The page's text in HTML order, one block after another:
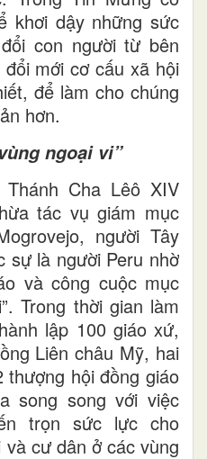
khơi dậy những sức
con người từ bên
mới cơ cấu xã hội
để làm cho chúng
hơn.
ngoại vi”
Cha Lêô XIV
tác vụ giám mục
người Tây
sự là người Peru nhờ
và công cuộc mục
Trong thời gian làm
lập 100 giáo xứ,
Liên châu Mỹ, hai
hội đồng giáo
song song với việc
trọn sức lực cho
cư dân ở các vùng